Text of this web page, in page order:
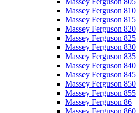
Massey Ferguson 810
Massey Ferguson 815
Massey Ferguson 820
Massey Ferguson 825
Massey Ferguson 830
Massey Ferguson 835
Massey Ferguson 840
Massey Ferguson 845
Massey Ferguson 850
Massey Ferguson 855
Massey Ferguson 86
Massey Ferguson 860